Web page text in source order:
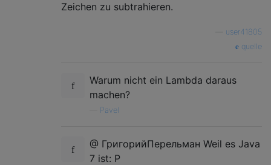
Zeichen zu subtrahieren.
user41805
quelle
Warum nicht ein Lambda daraus
machen?
Pavel
@ ГригорийПерельман Weil es Java
7 ist: P